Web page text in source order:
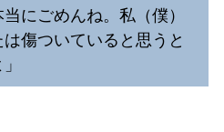
にごめんね。私（僕）
傷ついていると思うと